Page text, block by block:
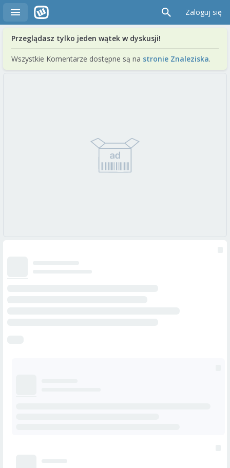
Zaloguj się
Przeglądasz tylko jeden wątek w dyskusji!
Wszystkie Komentarze dostępne są na stronie Znaleziska.